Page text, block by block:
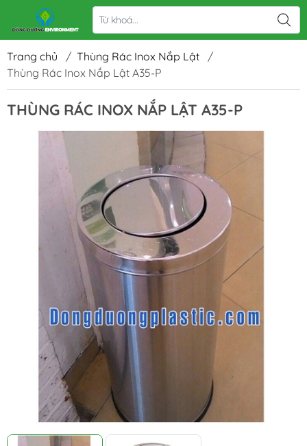
Trang chủ / Thùng Rác Inox Nắp Lật
/
Thùng Rác Inox Nắp Lật A35-P
THÙNG RÁC INOX NẮP LẬT A35-P